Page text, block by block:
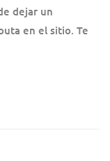
dejar un
en el sitio. Te